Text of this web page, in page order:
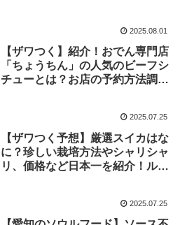
2025.08.01
【ザワつく】紹介！おでん専門店
「ちょうちん」の人気のビーフシ
チューとは？お店の予約方法調査
2025.07.25
【ザワつく予想】厳選スイカはな
に？珍しい栽培方法やシャリシャ
リ、価格など日本一を紹介！ルビ
2025.07.25